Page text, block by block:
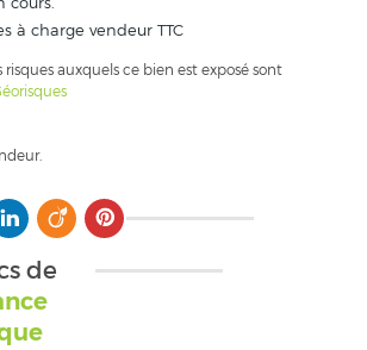
à charge vendeur TTC
risques auxquels ce bien est exposé sont
de